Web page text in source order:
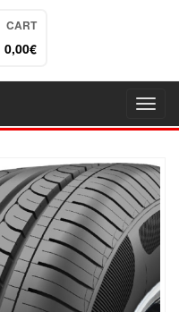
CART
0,00€